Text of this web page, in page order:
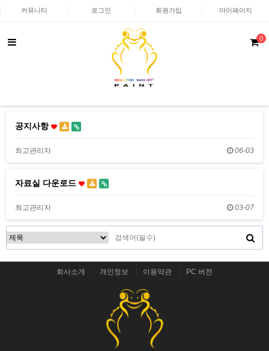
커뮤니티 로그인 회원가입 마이페이지
0
공지사항
최고관리자 06-03
자료실 다운로드
최고관리자 03-07
회사소개 개인정보 이용약관 PC 버전